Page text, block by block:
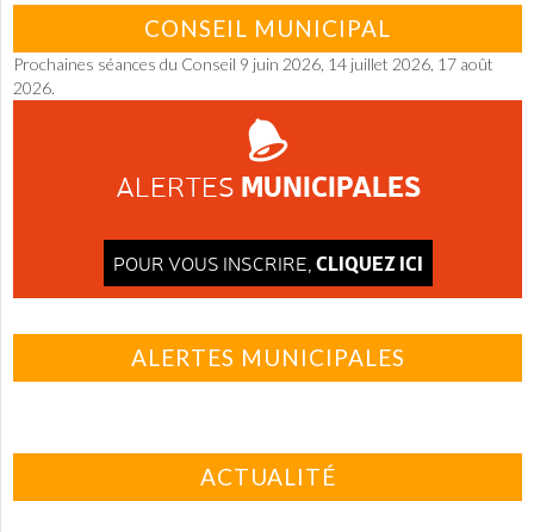
CONSEIL MUNICIPAL
Prochaines séances du Conseil 9 juin 2026, 14 juillet 2026, 17 août
2026.
ALERTES MUNICIPALES
POUR VOUS INSCRIRE, CLIQUEZ ICI
ALERTES MUNICIPALES
ACTUALITÉ